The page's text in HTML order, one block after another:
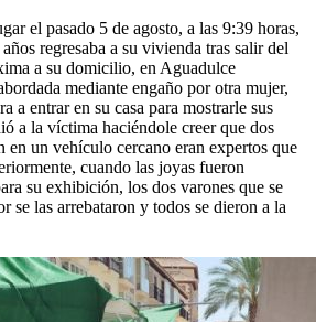
el pasado 5 de agosto, a las 9:39 horas,
regresaba a su vivienda tras salir del
a su domicilio, en Aguadulce
mediante engaño por otra mujer,
a entrar en su casa para mostrarle sus
a la víctima haciéndole creer que dos
en un vehículo cercano eran expertos que
cuando las joyas fueron
su exhibición, los dos varones que se
se las arrebataron y todos se dieron a la